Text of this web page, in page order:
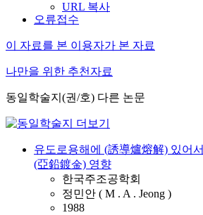
URL 복사
오류접수
이 자료를 본 이용자가 본 자료
나만을 위한 추천자료
동일학술지(권/호) 다른 논문
유도로용해에 (誘導爐熔解) 있어
(亞鉛鍍金) 영향
한국주조공학회
정민안 ( M . A . Jeong )
1988